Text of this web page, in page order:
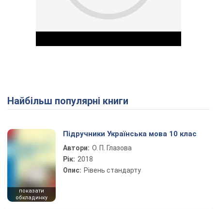
Play Video
Найбільш популярні книги
показати
обкладинку
Підручники Українська мова 10 клас
Автори: О. П. Глазова
Рік: 2018
Опис: Рівень стандарту